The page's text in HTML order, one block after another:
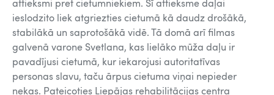
attieksmi pret cietumniekiem. Šī attieksme daļai
ieslodzito liek atgriezties cietumā kā daudz drošākā,
stabilākā un saprotošākā vidē. Tā domā arī filmas
galvenā varone Svetlana, kas lielāko mūža daļu ir
pavadījusi cietumā, kur iekarojusi autoritatīvas
personas slavu, taču ārpus cietuma viņai nepieder
nekas. Pateicoties Liepājas rehabilitācijas centra